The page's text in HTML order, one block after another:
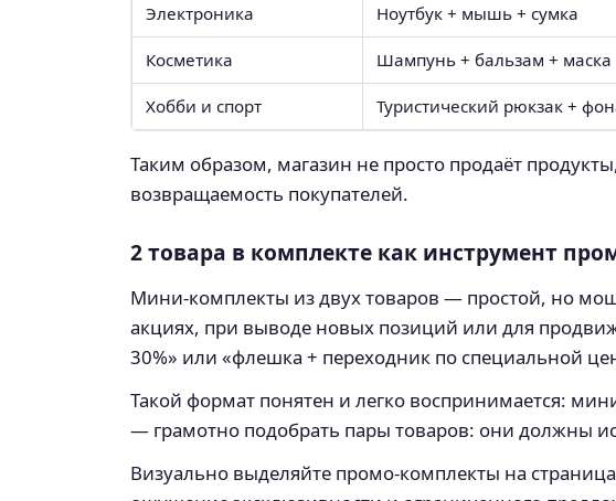
Электроника Ноутбук + мышь + сумка
Косметика Шампунь + бальзам + маска
Хобби и спорт Туристический рюкзак +
Таким образом, магазин не просто продаёт
возвращаемость покупателей.
2 товара в комплекте как инструмент
Мини-комплекты из двух товаров — простой, но
акциях, при выводе новых позиций или для
30%» или «флешка + переходник по специальной
Такой формат понятен и легко воспринимается:
— грамотно подобрать пары товаров: они должны
Визуально выделяйте промо-комплекты на